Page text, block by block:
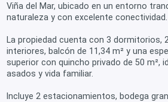
Viña del Mar, ubicado en un entorno
naturaleza y con excelente conectividad.
La propiedad cuenta con 3 dormitorios,
interiores, balcón de 11,34 m² y una
superior con quincho privado de 50 m²,
asados y vida familiar.
Incluye 2 estacionamientos, bodega